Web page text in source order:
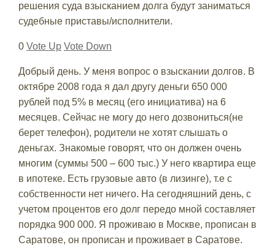
решения суда взысканием долга будут заниматься
судебные приставы/исполнители.
0 Vote Up Vote Down
Добрый день. У меня вопрос о взыскании долгов. В
октябре 2008 года я дал другу деньги 650 000
рублей под 5% в месяц (его инициатива) на 6
месяцев. Сейчас не могу до него дозвониться(не
берет телефон), родители не хотят слышать о
деньгах. Знакомые говорят, что он должен очень
многим (суммы 500 – 600 тыс.) У него квартира еще
в ипотеке. Есть грузовые авто (в лизинге), т.е с
собственности нет ничего. На сегодняшний день, с
учетом процентов его долг передо мной составляет
порядка 900 000. Я проживаю в Москве, прописан в
Саратове, он прописан и проживает в Саратове.